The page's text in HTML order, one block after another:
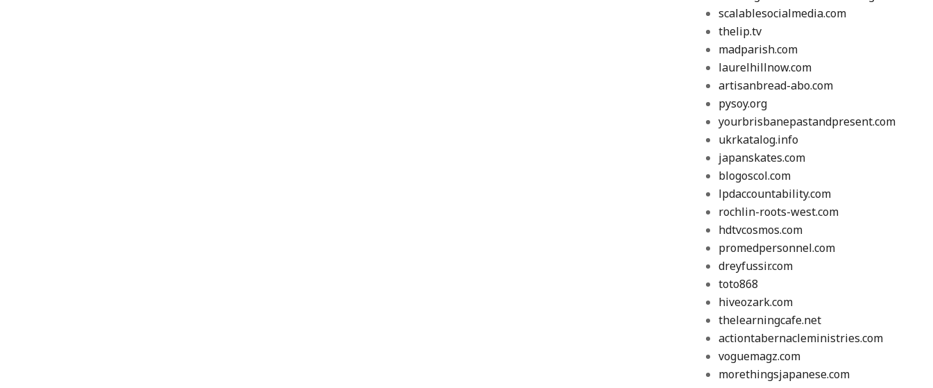
scalablesocialmedia.com
thelip.tv
madparish.com
laurelhillnow.com
artisanbread-abo.com
pysoy.org
yourbrisbanepastandpresent.com
ukrkatalog.info
japanskates.com
blogoscol.com
lpdaccountability.com
rochlin-roots-west.com
hdtvcosmos.com
promedpersonnel.com
dreyfussir.com
toto868
hiveozark.com
thelearningcafe.net
actiontabernacleministries.com
voguemagz.com
morethingsjapanese.com